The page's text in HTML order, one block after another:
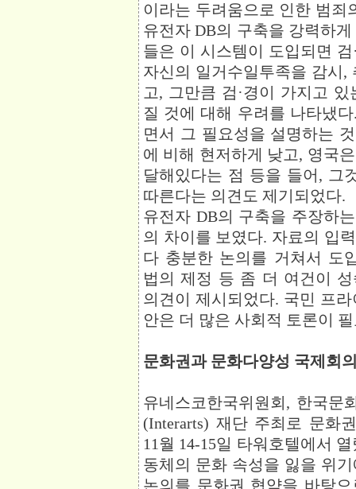
이라는 두려움으로 인한 범죄
유전자 DB의 구축을 강력하
들은 이 시스템이 도입되면
자신의 일거수일투족을 감시
고, 그만큼 검·경이 가지고
질 것에 대해 우려를 나타냈
면서 그 필요성을 설명하는
에 비해 현저하게 낮고, 영국
달해있다는 점 등을 들어, 그
따른다는 의견도 제기되었다.
유전자 DB의 구축을 주장하
의 차이를 보였다. 자료의 입
다 충분한 논의를 거쳐서 도
법의 제정 등 좀 더 여건이
의견이 제시되었다. 국민 프
안은 더 많은 사회적 토론이
문화권과 문화다양성 국제회
유네스코한국위원회, 한국문
(Interarts) 재단 주최로 문화
11월 14-15일 타워호텔에서
동체의 문화 속성을 잃을 위
논의를 문화권 협약을 바탕